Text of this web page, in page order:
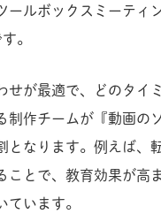
ールボックスミーティ
。
せが最適で、どのタイ
制作チームが『動画の
となります。例えば、
ことで、教育効果が高
ています。